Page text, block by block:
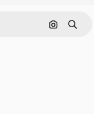
Cerca per